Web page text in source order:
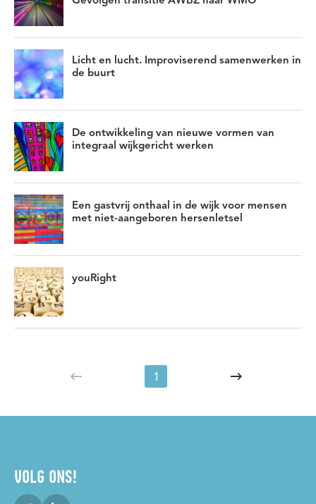
Licht en lucht. Improviserend samenwerken in
de buurt
De ontwikkeling van nieuwe vormen van
integraal wijkgericht werken
Een gastvrij onthaal in de wijk voor mensen
met niet-aangeboren hersenletsel
youRight
1
VOLG ONS!